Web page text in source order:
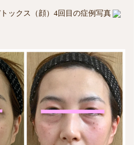
ックス（顔）4回目の症例写真